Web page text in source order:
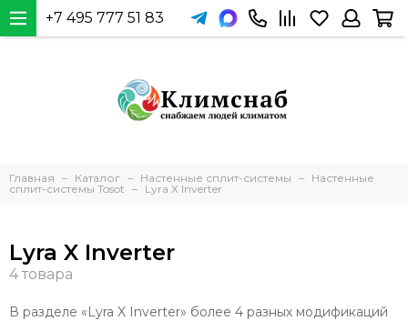
+7 495 777 51 83
Главная Каталог Настенные сплит-системы
Настенные
сплит-системы Tosot
Lyra X Inverter
Lyra X Inverter
В разделе «Lyra X Inverter» более 4 разных модификаций